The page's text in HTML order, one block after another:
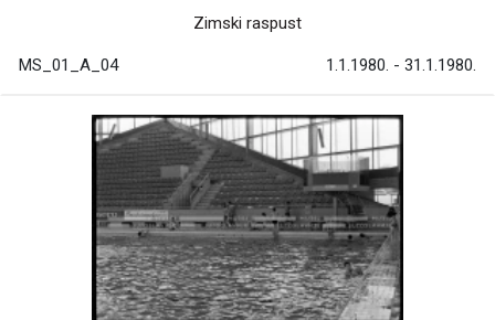
Zimski raspust
MS_01_A_04 1.1.1980. - 31.1.1980.